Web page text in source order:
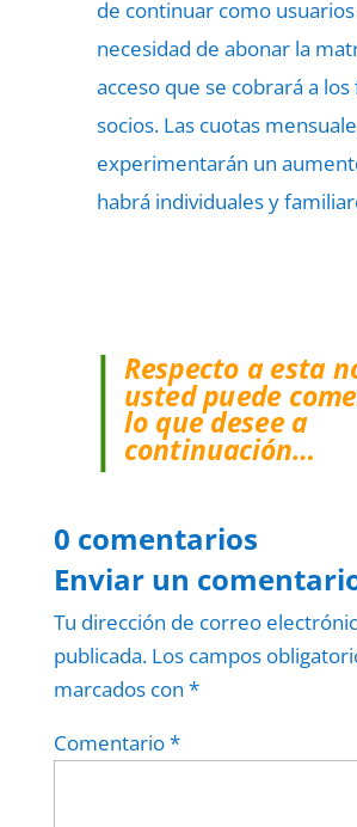
de continuar como
necesidad de abonar la
acceso que se cobrará a
socios. Las cuotas
experimentarán un
habrá individuales y
Respecto a esta
usted puede
lo que desee a
continuación…
0 comentarios
Enviar un
Tu dirección de correo
publicada. Los campos
marcados con *
Comentario*